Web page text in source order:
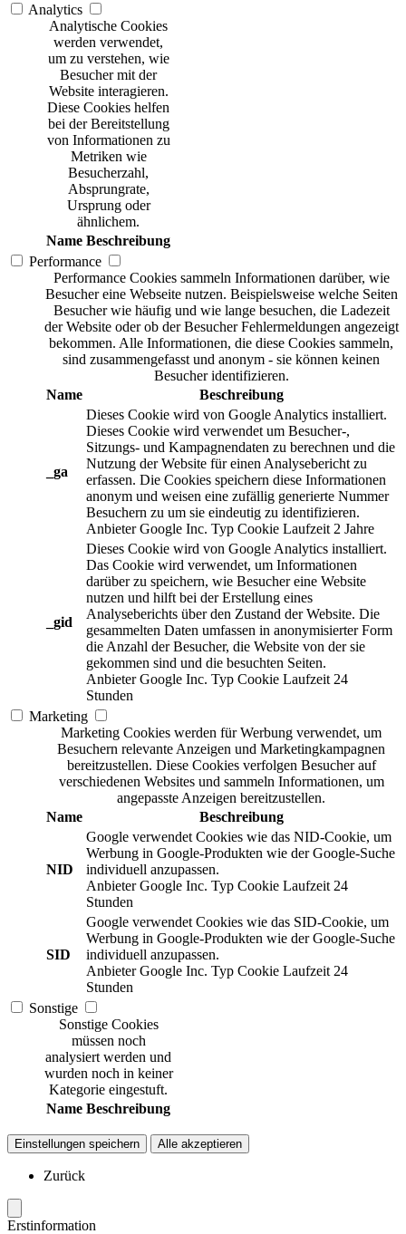
Analytics
Analytische Cookies
werden verwendet,
um zu verstehen, wie
Besucher mit der
Website interagieren.
Diese Cookies helfen
bei der Bereitstellung
von Informationen zu
Metriken wie
Besucherzahl,
Absprungrate,
Ursprung oder
ähnlichem.
Name Beschreibung
Performance
Performance Cookies sammeln Informationen darüber, wie
Besucher eine Webseite nutzen. Beispielsweise welche Seiten
Besucher wie häufig und wie lange besuchen, die Ladezeit
der Website oder ob der Besucher Fehlermeldungen angezeigt
bekommen. Alle Informationen, die diese Cookies sammeln,
sind zusammengefasst und anonym - sie können keinen
Besucher identifizieren.
Name
Beschreibung
_ga
Dieses Cookie wird von Google Analytics installiert.
Dieses Cookie wird verwendet um Besucher-,
Sitzungs- und Kampagnendaten zu berechnen und die
Nutzung der Website für einen Analysebericht zu
erfassen. Die Cookies speichern diese Informationen
anonym und weisen eine zufällig generierte Nummer
Besuchern zu um sie eindeutig zu identifizieren.
Anbieter Google Inc. Typ Cookie Laufzeit 2 Jahre
_gid
Dieses Cookie wird von Google Analytics installiert.
Das Cookie wird verwendet, um Informationen
darüber zu speichern, wie Besucher eine Website
nutzen und hilft bei der Erstellung eines
Analyseberichts über den Zustand der Website. Die
gesammelten Daten umfassen in anonymisierter Form
die Anzahl der Besucher, die Website von der sie
gekommen sind und die besuchten Seiten.
Anbieter Google Inc. Typ Cookie Laufzeit 24
Stunden
Marketing
Marketing Cookies werden für Werbung verwendet, um
Besuchern relevante Anzeigen und Marketingkampagnen
bereitzustellen. Diese Cookies verfolgen Besucher auf
verschiedenen Websites und sammeln Informationen, um
angepasste Anzeigen bereitzustellen.
Name
Beschreibung
NID
Google verwendet Cookies wie das NID-Cookie, um
Werbung in Google-Produkten wie der Google-Suche
individuell anzupassen.
Anbieter Google Inc. Typ Cookie Laufzeit 24
Stunden
SID
Google verwendet Cookies wie das SID-Cookie, um
Werbung in Google-Produkten wie der Google-Suche
individuell anzupassen.
Anbieter Google Inc. Typ Cookie Laufzeit 24
Stunden
Sonstige
Sonstige Cookies
müssen noch
analysiert werden und
wurden noch in keiner
Kategorie eingestuft.
Name Beschreibung
Einstellungen speichern Alle akzeptieren
Zurück
Erstinformation